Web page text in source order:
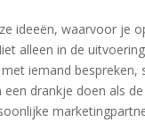
ideeën, waarvoor je
alleen in de
iemand bespreken,
drankje doen als